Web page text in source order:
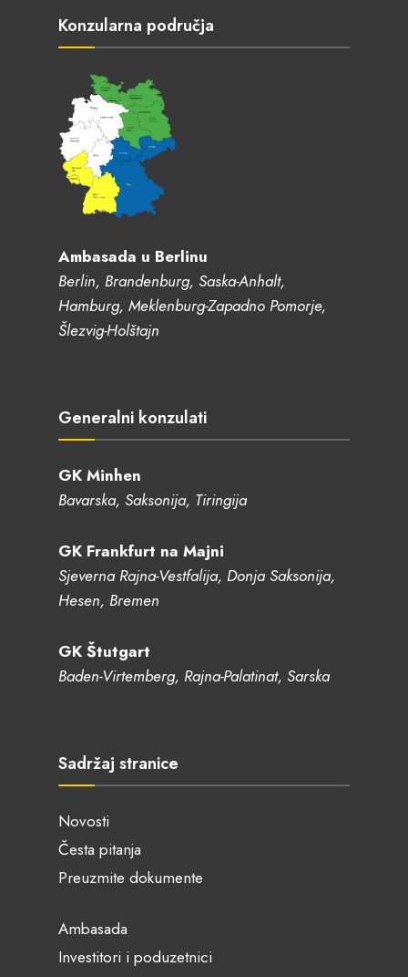
Konzularna područja
Ambasada u Berlinu
Berlin, Brandenburg, Saska-Anhalt,
Hamburg, Meklenburg-Zapadno Pomorje,
Šlezvig-Holštajn
Generalni konzulati
GK Minhen
Bavarska, Saksonija, Tiringija
GK Frankfurt na Majni
Sjeverna Rajna-Vestfalija, Donja Saksonija,
Hesen, Bremen
GK Štutgart
Baden-Virtemberg, Rajna-Palatinat, Sarska
Sadržaj stranice
Novosti
Česta pitanja
Preuzmite dokumente
Ambasada
Investitori i poduzetnici